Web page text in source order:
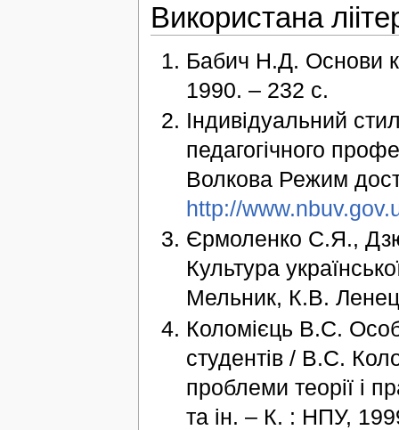
Використана
Бабич Н.Д. Основи
1990. – 232 с.
Індивідуальний
педагогічного
Волкова Режим
http://
Єрмоленко С.Я.,
Культура
Мельник, К.В.
Коломієць В.С.
студентів / В.С.
проблеми теорії і
та ін. – К. : НПУ,